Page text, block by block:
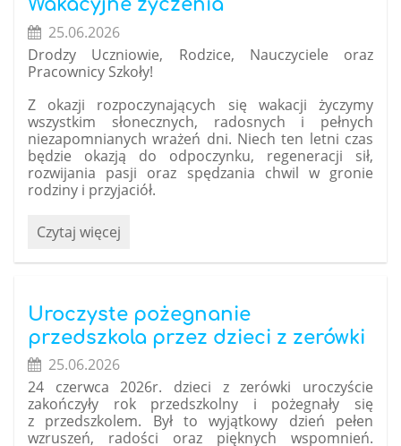
Wakacyjne życzenia
25.06.2026
Drodzy Uczniowie, Rodzice, Nauczyciele oraz
Pracownicy Szkoły!
Z okazji rozpoczynających się wakacji życzymy
wszystkim słonecznych, radosnych i pełnych
niezapomnianych wrażeń dni. Niech ten letni czas
będzie okazją do odpoczynku, regeneracji sił,
rozwijania pasji oraz spędzania chwil w gronie
rodziny i przyjaciół.
Wakacyjne
Czytaj więcej
Uroczyste pożegnanie
przedszkola przez dzieci z zerówki
25.06.2026
24 czerwca 2026r. dzieci z zerówki uroczyście
zakończyły rok przedszkolny i pożegnały się
z przedszkolem. Był to wyjątkowy dzień pełen
wzruszeń, radości oraz pięknych wspomnień.